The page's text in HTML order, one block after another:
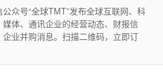
公众号“全球TMT”发布全球互联网、科
媒体、通讯企业的经营动态、财报信
企业并购消息。扫描二维码，立即订